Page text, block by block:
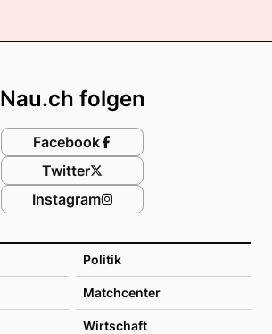
Politik
Matchcenter
Wirtschaft
Nau.ch folgen
Facebook
Twitter
Instagram